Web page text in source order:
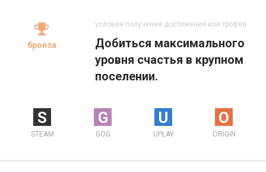
бронза
условия получения достижения или трофея
Добиться максимального
уровня счастья в крупном
поселении.
S
STEAM
G
GOG
U
UPLAY
O
ORIGIN